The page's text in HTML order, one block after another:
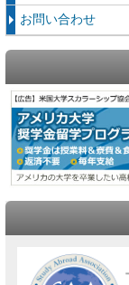
お問い合わせ